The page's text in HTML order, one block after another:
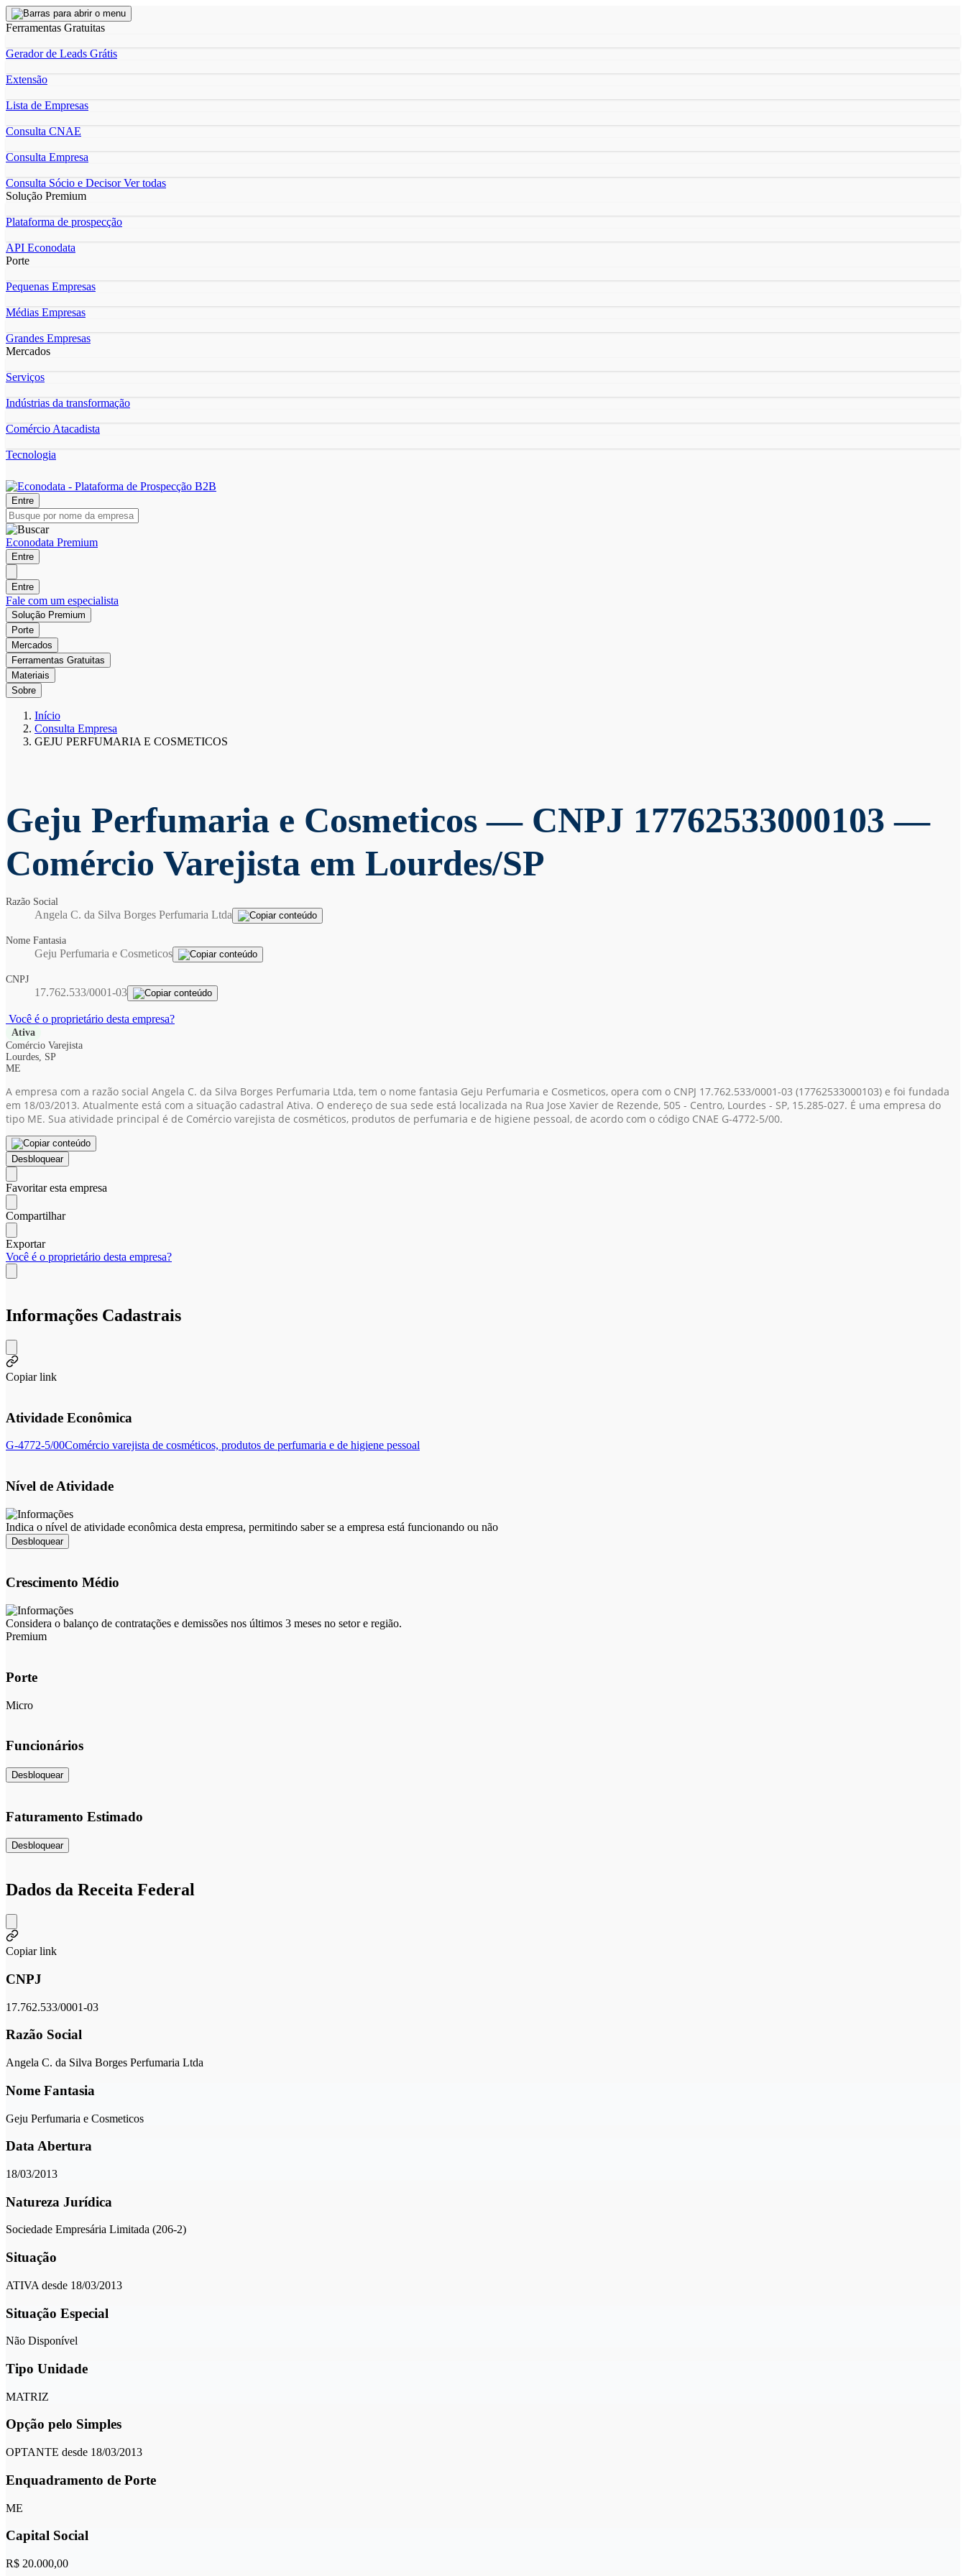
Ferramentas Gratuitas
Gerador de Leads Grátis
Extensão
Lista de Empresas
Consulta CNAE
Consulta Empresa
Consulta Sócio e DecisorVer todas
Solução Premium
Plataforma de prospecção
API Econodata
Porte
Pequenas Empresas
Médias Empresas
Grandes Empresas
Mercados
Serviços
Indústrias da transformação
Comércio Atacadista
Tecnologia
Entre
Econodata Premium
Entre
Entre
Fale com um especialista
Solução Premium
Porte
Mercados
Ferramentas Gratuitas
Materiais
Sobre
Início
Consulta Empresa
GEJU PERFUMARIA E COSMETICOS
Geju Perfumaria e Cosmeticos— CNPJ 17762533000103 —
Comércio Varejista em Lourdes/SP
Razão Social
Angela C. da Silva Borges Perfumaria Ltda
Nome Fantasia
Geju Perfumaria e Cosmeticos
CNPJ
17.762.533/0001-03
Você é o proprietário desta empresa?
Ativa
Comércio Varejista
Lourdes, SP
ME
A empresa com a razão social Angela C. da Silva Borges Perfumaria Ltda, tem o nome fantasia Geju Perfumaria e Cosmeticos, opera com o CNPJ 17.762.533/0001-03 (17762533000103) e foi fundada
em 18/03/2013. Atualmente está com a situação cadastral Ativa. O endereço de sua sede está localizada na Rua Jose Xavier de Rezende, 505 - Centro, Lourdes - SP, 15.285-027. É uma empresa do
tipo ME. Sua atividade principal é de Comércio varejista de cosméticos, produtos de perfumaria e de higiene pessoal, de acordo com o código CNAE G-4772-5/00.
Desbloquear
Favoritar esta empresa
Compartilhar
Exportar
Você é o proprietário desta empresa?
Informações Cadastrais
Copiar link
Atividade Econômica
G-4772-5/00Comércio varejista de cosméticos, produtos de perfumaria e de higiene pessoal
Nível de Atividade
Indica o nível de atividade econômica desta empresa, permitindo saber se a empresa está funcionando ou não
Desbloquear
Crescimento Médio
Considera o balanço de contratações e demissões nos últimos 3 meses no setor e região.
Premium
Porte
Micro
Funcionários
Desbloquear
Faturamento Estimado
Desbloquear
Dados da Receita Federal
Copiar link
CNPJ
17.762.533/0001-03
Razão Social
Angela C. da Silva Borges Perfumaria Ltda
Nome Fantasia
Geju Perfumaria e Cosmeticos
Data Abertura
18/03/2013
Natureza Jurídica
Sociedade Empresária Limitada (206-2)
Situação
ATIVA desde 18/03/2013
Situação Especial
Não Disponível
Tipo Unidade
MATRIZ
Opção pelo Simples
OPTANTE desde 18/03/2013
Enquadramento de Porte
ME
Capital Social
R$ 20.000,00